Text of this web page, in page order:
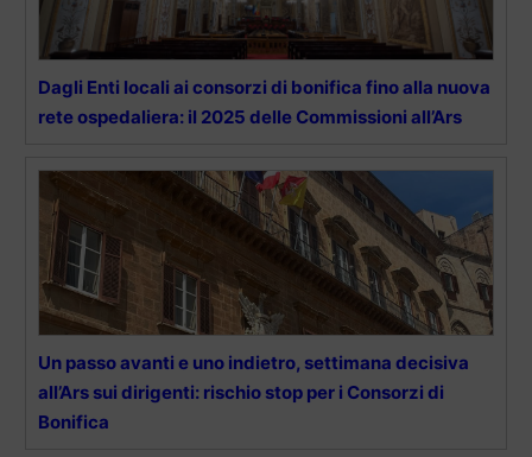
Dagli Enti locali ai consorzi di bonifica fino alla nuova
rete ospedaliera: il 2025 delle Commissioni all’Ars
Un passo avanti e uno indietro, settimana decisiva
all’Ars sui dirigenti: rischio stop per i Consorzi di
Bonifica